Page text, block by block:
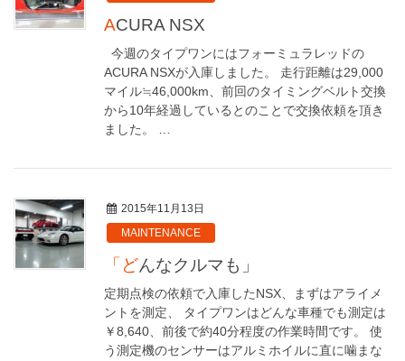
ACURA NSX
今週のタイプワンにはフォーミュラレッドの
ACURA NSXが入庫しました。 走行距離は29,000
マイル≒46,000km、前回のタイミングベルト交換
から10年経過しているとのことで交換依頼を頂き
ました。 …
2015年11月13日
MAINTENANCE
「どんなクルマも」
定期点検の依頼で入庫したNSX、まずはアライメ
ントを測定、 タイプワンはどんな車種でも測定は
￥8,640、前後で約40分程度の作業時間です。 使
う測定機のセンサーはアルミホイルに直に噛まな